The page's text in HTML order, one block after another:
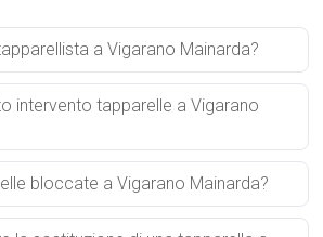
a Vigarano Mainarda?
intervento tapparelle a Vigarano
bloccate a Vigarano Mainarda?